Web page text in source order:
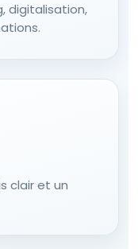
digitalisation,
clair et un